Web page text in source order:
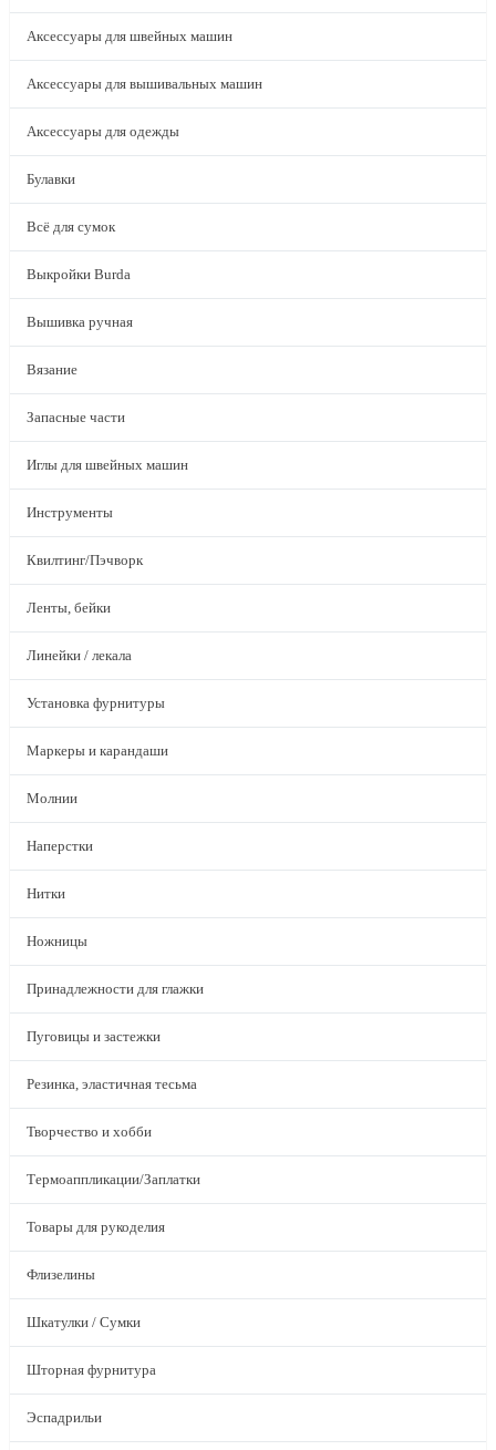
Аксессуары для швейных машин
Аксессуары для вышивальных машин
Аксессуары для одежды
Булавки
Всё для сумок
Выкройки Burda
Вышивка ручная
Вязание
Запасные части
Иглы для швейных машин
Инструменты
Квилтинг/Пэчворк
Ленты, бейки
Линейки / лекала
Установка фурнитуры
Маркеры и карандаши
Молнии
Наперстки
Нитки
Ножницы
Принадлежности для глажки
Пуговицы и застежки
Резинка, эластичная тесьма
Творчество и хобби
Термоаппликации/Заплатки
Товары для рукоделия
Флизелины
Шкатулки / Сумки
Шторная фурнитура
Эспадрильи